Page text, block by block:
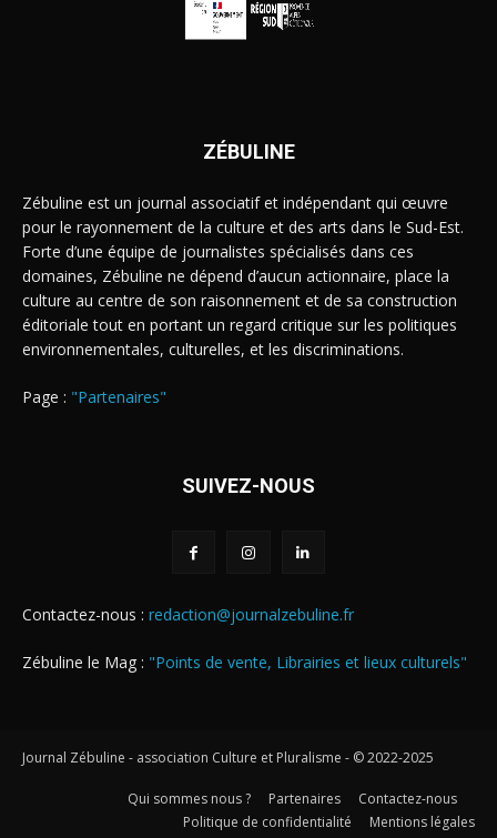
ZÉBULINE
Zébuline est un journal associatif et indépendant qui œuvre
pour le rayonnement de la culture et des arts dans le Sud-Est.
Forte d’une équipe de journalistes spécialisés dans ces
domaines, Zébuline ne dépend d’aucun actionnaire, place la
culture au centre de son raisonnement et de sa construction
éditoriale tout en portant un regard critique sur les politiques
environnementales, culturelles, et les discriminations.
Page : "Partenaires"
SUIVEZ-NOUS
Contactez-nous : redaction@journalzebuline.fr
Zébuline le Mag : "Points de vente, Librairies et lieux culturels"
Journal Zébuline - association Culture et Pluralisme - © 2022-2025
Qui sommes nous ? Partenaires
Contactez-nous
Politique de confidentialité
Mentions légales